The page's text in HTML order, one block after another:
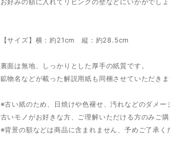
【サイズ】横：約21cm 縦：約28.5cm
裏面は無地、しっかりとした厚手の紙質です。
鉱物名などが載った解説用紙も同梱させていただきま
※古い紙のため、日焼けや色褪せ、汚れなどのダメー
古いモノがお好きな方、ご理解いただける方のみご購
※背景の額などは商品に含まれません、予めご了承く